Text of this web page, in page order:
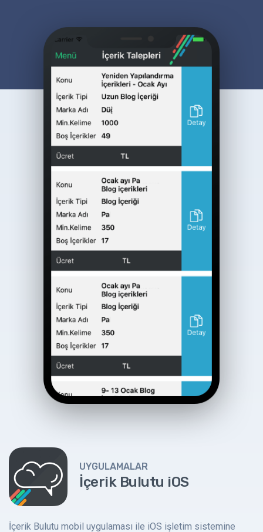
UYGULAMALAR
İçerik Bulutu iOS
İçerik Bulutu mobil uygulaması ile iOS işletim sistemine